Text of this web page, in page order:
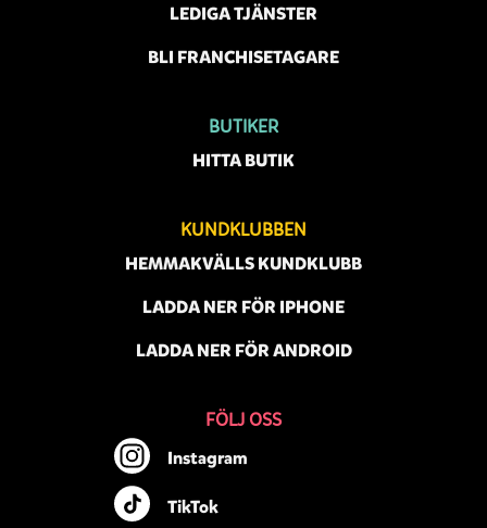
LEDIGA TJÄNSTER
BLI FRANCHISETAGARE
BUTIKER
HITTA BUTIK
KUNDKLUBBEN
HEMMAKVÄLLS KUNDKLUBB
LADDA NER FÖR IPHONE
LADDA NER FÖR ANDROID
FÖLJ OSS
Instagram
TikTok